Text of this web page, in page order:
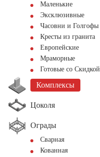
Маленькие
Эксклюзивные
Часовни и Голгофы
Кресты из гранита
Европейские
Мраморные
Готовые со Скидкой
Комплексы
Цоколя
Ограды
Сварная
Кованная